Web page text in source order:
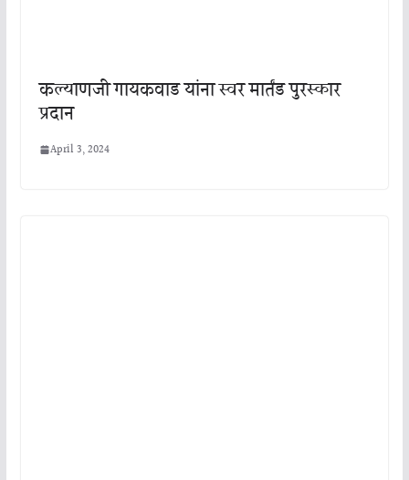
कल्याणजी गायकवाड यांना स्वर मार्तंड पुरस्कार
प्रदान
April 3, 2024